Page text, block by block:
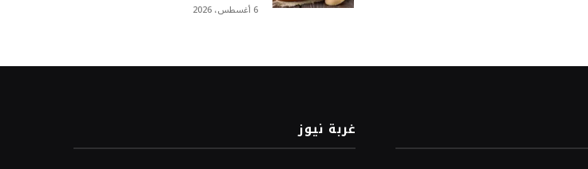
6 أغسطس، 2026
غربة نيوز